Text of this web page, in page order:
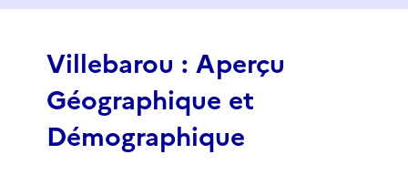
f
Villebarou : Aperçu
Géographique et
Démographique